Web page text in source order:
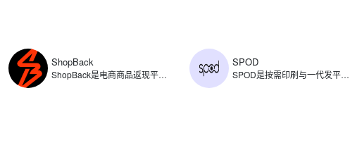
ShopBack
​ShopBack是电商商品返现平台，创立于2014年，主要通过旗下平台为用户提供电商商品消费返现服务，同时提供出行预订、时尚用品、美容保健、杂货以及食品配送等类别的消费返现。ShopBack返现范围涵盖了各类商品，如普通商品、旅行预订、时尚、保健与美容、杂货以及食品配送。
SPOD
SPOD是按需印刷与一代发平台，支持商家创建、销售和分销定制印刷产品，允许用户将自己的设计印在各种产品上，如T恤、帽子、杯子等，待顾客下单后由SPOD负责生产和发货。SPOD整合了设计工具、生产流程和物流配送，支持用户将创意快速转化为商品，并通过自有电商渠道或第三方平台直接销售。